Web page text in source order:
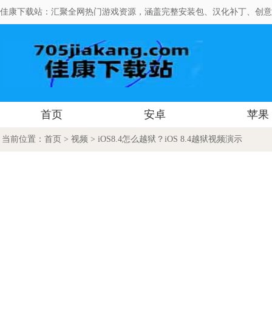
佳康下载站：汇聚全网热门游戏资源，涵盖完整安装包、汉化补丁、创
首页 安卓 苹果
当前位置： 首页 > 视频 > iOS8.4怎么越狱？iOS 8.4越狱视频演示